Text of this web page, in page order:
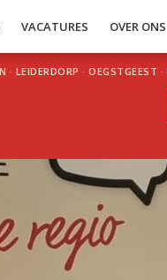
VACATURES OVER ONS
· LEIDERDORP · OEGSTGEEST ·